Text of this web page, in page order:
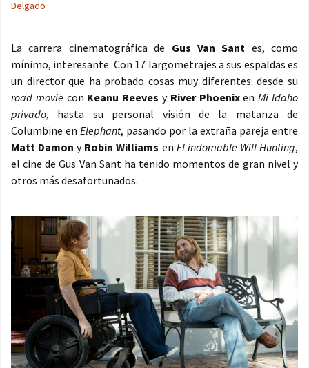
Delgado
La carrera cinematográfica de Gus Van Sant es, como
mínimo, interesante. Con 17 largometrajes a sus espaldas es
un director que ha probado cosas muy diferentes: desde su
road moviecon Keanu Reeves y River PhoenixenMi Idaho
privado, hasta su personal visión de la matanza de
Columbine en Elephant, pasando por la extraña pareja entre
Matt Damon y Robin Williams en El indomable Will Hunting,
el cine de Gus Van Sant ha tenido momentos de gran nivel y
otros más desafortunados.